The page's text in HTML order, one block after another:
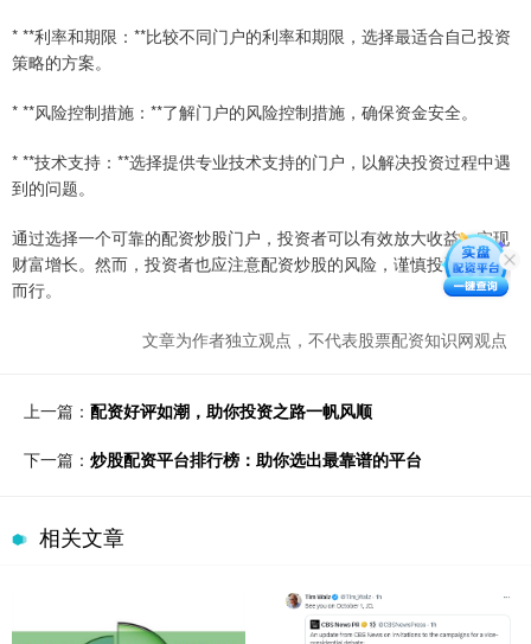
* **利率和期限：**比较不同门户的利率和期限，选择最适合自己投资
策略的方案。
* **风险控制措施：**了解门户的风险控制措施，确保资金安全。
* **技术支持：**选择提供专业技术支持的门户，以解决投资过程中遇
到的问题。
通过选择一个可靠的配资炒股门户，投资者可以有效放大收益，实现
财富增长。然而，投资者也应注意配资炒股的风险，谨慎投资，量力
而行。
文章为作者独立观点，不代表股票配资知识网观点
上一篇： 配资好评如潮，助你投资之路一帆风顺
下一篇： 炒股配资平台排行榜：助你选出最靠谱的平台
相关文章